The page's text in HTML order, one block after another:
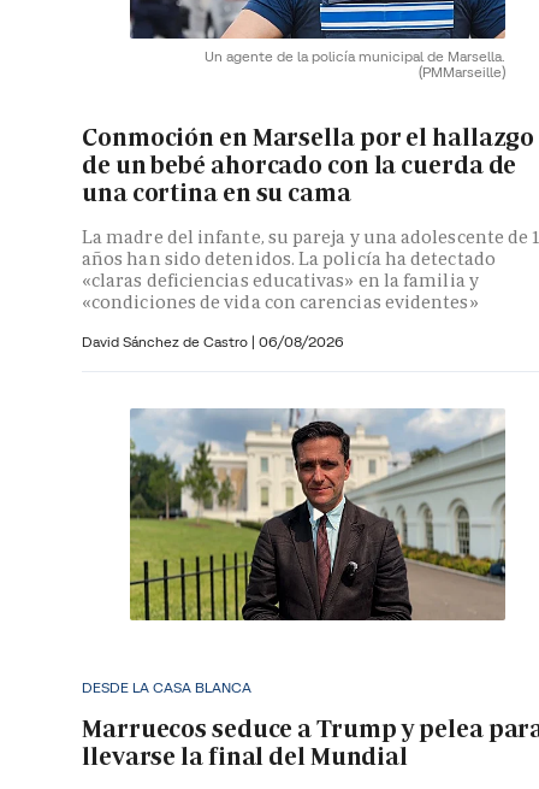
Un agente de la policía municipal de Marsella.
(PMMarseille)
Conmoción en Marsella por el hallazgo
de un bebé ahorcado con la cuerda de
una cortina en su cama
La madre del infante, su pareja y una adolescente de
años han sido detenidos. La policía ha detectado
«claras deficiencias educativas» en la familia y
«condiciones de vida con carencias evidentes»
David Sánchez de Castro | 06/08/2026
DESDE LA CASA BLANCA
Marruecos seduce a Trump y pelea
llevarse la final del Mundial